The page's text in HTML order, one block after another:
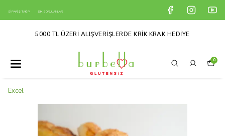
SİPARİŞ TAKİP SIK SORULANLAR
5000 TL ÜZERİ ALIŞVERİŞLERDE KRİK KRAK HEDİYE
0
Excel